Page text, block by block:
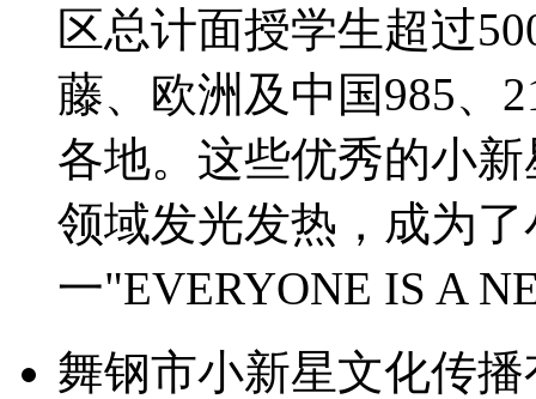
区总计面授学生超过
藤、欧洲及中国985、
各地。这些优秀的小
领域发光发热，成为
一"EVERYONE IS A
舞钢市小新星文化传